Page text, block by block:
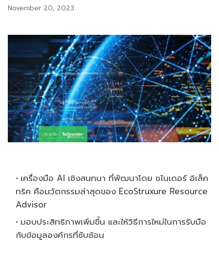
November 20, 2023
เครื่องมือ AI เชิงสนทนา ที่พัฒนาโดย ชไนเดอร์ อิเล็ค
ทริค คือนวัตกรรมล่าสุดของ EcoStruxure Resource
Advisor
มอบประสิทธิภาพเพิ่มขึ้น และให้วิธีการใหม่ในการรับมือ
กับข้อมูลองค์กรที่ซับซ้อน